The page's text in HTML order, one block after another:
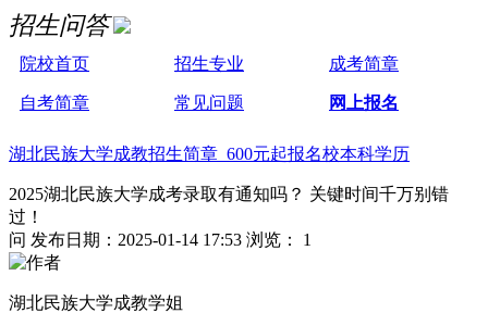
招生问答
院校首页 招生专业 成考简章
自考简章 常见问题 网上报名
湖北民族大学成教招生简章 600元起报名校本科学历
2025湖北民族大学成考录取有通知吗？ 关键时间千万别错
过！
问 发布日期：2025-01-14 17:53 浏览： 1
湖北民族大学成教学姐